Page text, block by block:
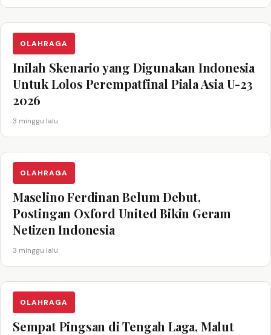
OLAHRAGA
Inilah Skenario yang Digunakan Indonesia
Untuk Lolos Perempatfinal Piala Asia U-23
2026
3 minggu lalu
OLAHRAGA
Maselino Ferdinan Belum Debut,
Postingan Oxford United Bikin Geram
Netizen Indonesia
3 minggu lalu
OLAHRAGA
Sempat Pingsan di Tengah Laga, Malut